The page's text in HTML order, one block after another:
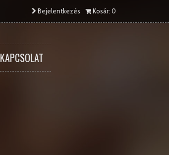
Bejelentkezés Kosár: 0
KAPCSOLAT